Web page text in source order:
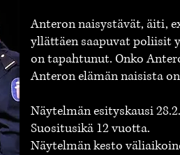
Anteron naisystävät, äiti,
yllättäen saapuvat poliisit
on tapahtunut. Onko
Anteron elämän naisista
Näytelmän esityskausi
Suositusikä 12 vuotta.
Näytelmän kesto